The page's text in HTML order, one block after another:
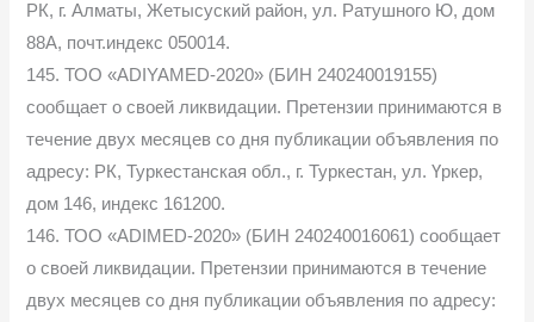
РК, г. Алматы, Жетысуский район, ул. Ратушного Ю, дом
88А, почт.индекс 050014.
145. ТОО «ADIYAMED-2020» (БИН 240240019155)
сообщает о своей ликвидации. Претензии принимаются в
течение двух месяцев со дня публикации объявления по
адресу: РК, Туркестанская обл., г. Туркестан, ул. Үркер,
дом 146, индекс 161200.
146. ТОО «ADIMED-2020» (БИН 240240016061) сообщает
о своей ликвидации. Претензии принимаются в течение
двух месяцев со дня публикации объявления по адресу: